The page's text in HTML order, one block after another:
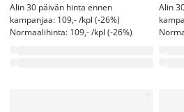
Alin 30 päivän hinta ennen
kampanjaa: 109,- /kpl (-26%)
Normaalihinta: 109,- /kpl (-26%)
Alin